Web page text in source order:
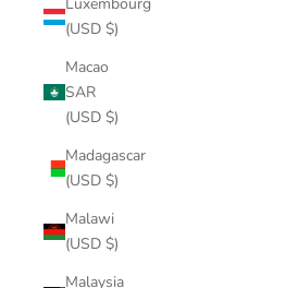
(USD $)
Macao
SAR
(USD $)
Madagascar
(USD $)
Malawi
(USD $)
Malaysia